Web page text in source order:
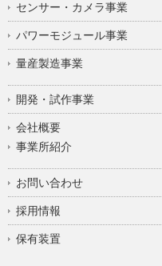
センサー・カメラ事業
パワーモジュール事業
量産製造事業
開発・試作事業
会社概要
事業所紹介
お問い合わせ
採用情報
保有装置